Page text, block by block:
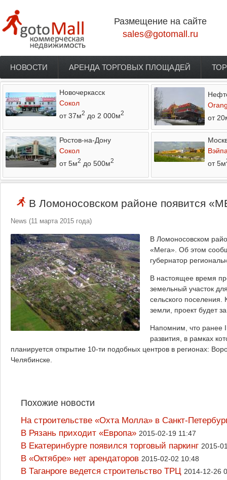
Размещение на сайте
sales@gotomall.ru
Главное меню
НОВОСТИ АРЕНДА ТОРГОВЫХ ПЛОЩАДЕЙ
Новочеркасск
Сокол
от 37м2 до 2 000м2
от
Ростов-на-Дону
Сокол
от 5м2 до 500м2
от 5м
В Ломоносовском районе появится
News (11 марта 2015 года)
В Ломоносовском
«Мега». Об этом
губернатор
В настоящее время
земельный участок
сельского поселения.
земли, проект будет
Напомним, что ранее
развития, в рамках
планируется открытие 10-ти подобных центров в регионах:
Челябинске.
Похожие новости
На строительстве «Охта Молла» в Санкт-
В Рязань приходит «Европа» 2015-02-19 11:47
В Екатеринбурге появился торговый паркинг 2015-
В «Октябре» нет арендаторов 2015-02-02 10:48
В Таганроге ведется строительство ТРЦ 2014-12-26